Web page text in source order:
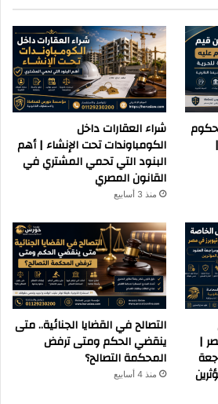
شراء العقارات داخل
الكومباوندات تحت الإنشاء | أهم
البنود التي تحمي المشتري في
القانون المصري
منذ 3 أسابيع
|
التصالح في القضايا الجنائية.. متى
ينقضي الحكم ومتى ترفض
المحكمة التصالح؟
منذ 4 أسابيع